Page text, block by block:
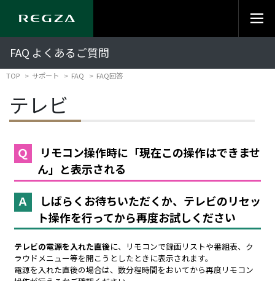
FAQ よくあるご質問
TOP サポート FAQ FAQ回答
テレビ